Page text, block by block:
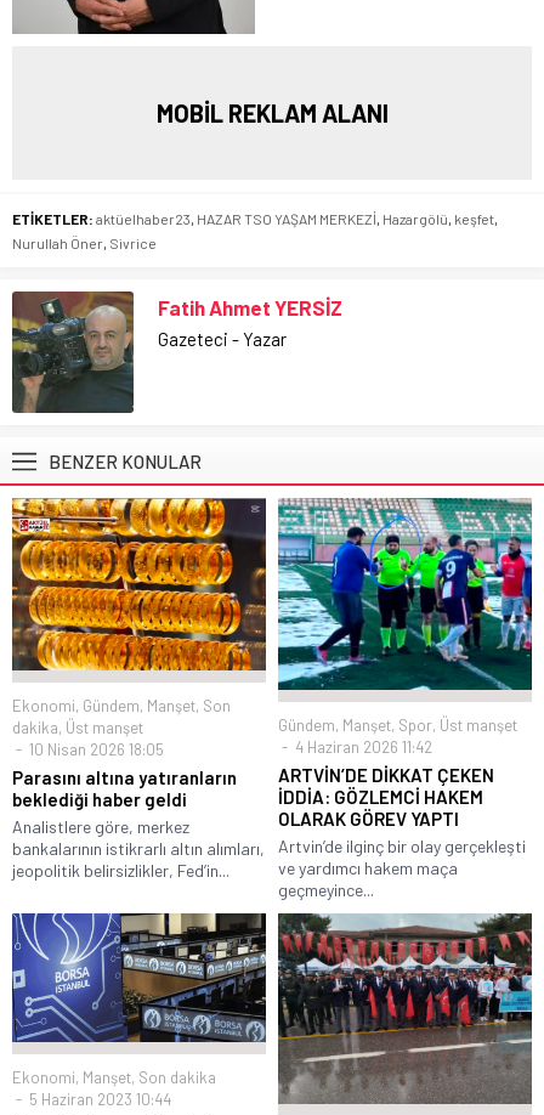
MOBİL REKLAM ALANI
ETİKETLER: aktüelhaber23, HAZAR TSO YAŞAM MERKEZİ, Hazargölü, keşfet,
Nurullah Öner, Sivrice
Fatih Ahmet YERSİZ
Gazeteci - Yazar
BENZER KONULAR
Ekonomi, Gündem, Manşet, Son
dakika, Üst manşet
10 Nisan 2026 18:05
Parasını altına yatıranların
beklediği haber geldi
Analistlere göre, merkez
bankalarının istikrarlı altın alımları,
jeopolitik belirsizlikler, Fed’in...
Gündem, Manşet, Spor, Üst manşet
4 Haziran 2026 11:42
ARTVİN’DE DİKKAT ÇEKEN
İDDİA: GÖZLEMCİ HAKEM
OLARAK GÖREV YAPTI
Artvin’de ilginç bir olay gerçekleşti
ve yardımcı hakem maça
geçmeyince...
Ekonomi, Manşet, Son dakika
5 Haziran 2023 10:44